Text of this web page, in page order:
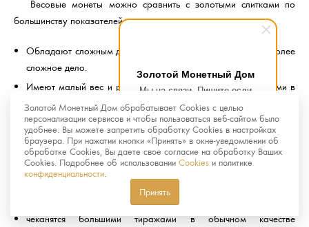
Золотой Монетный Дом
Мы на связи. Пишите если
возникнут любые вопросы.
Рады помочь.
Весовые монеты можно сравнить с золотыми слитками по
большинству показателей, но по сравнению с ними монеты:
Обладают сложным дизайном, подделка монет гораздо более
сложное дело.
Имеют малый вес и размер, что делает их более удобными в
хранении и реализации.
Памятные и инвестиционные монеты отличаются тем, что
вторые:
не пользуются большим спросом у нумизматов
не имеют художественной ценности
чеканятся большими тиражами в обычном качестве
Золотой Монетный Дом обрабатывает Cookies с целью
персонализации сервисов и чтобы пользоваться веб-сайтом было
удобнее. Вы можете запретить обработку Cookies в настройках
браузера. При нажатии кнопки «Принять» в окне-уведомлении об
обработке Cookies, Вы даете свое согласие на обработку Ваших
Cookies. Подробнее об использовании Cookies и политике
конфиденциальности
Принять